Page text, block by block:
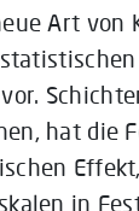
Art
hat die
in